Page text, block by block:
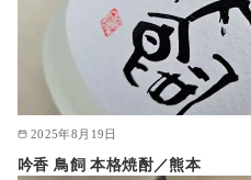
2025年8月19日
吟香 鳥飼 本格焼酎／熊本